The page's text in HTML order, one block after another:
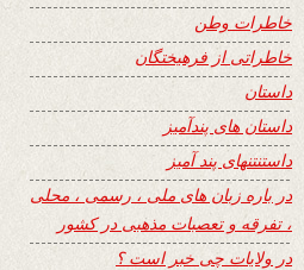
خاطرات وطن
خاطراتی از فرهیختگان
داستان
داستان های پندآمیز
داستنتنهای پند آمیز
در باره زبان های ملی ، رسمی ، محلی
، تفرقه و تعصبات مذهبی در کشور
در ولایات چی خبر است ؟